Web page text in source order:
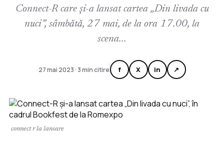
Connect-R care și-a lansat cartea „Din livada cu
nuci”, sâmbătă, 27 mai, de la ora 17.00, la
scena...
27 mai 2023 · 3 min citire f X in ↗
connect r la lansare